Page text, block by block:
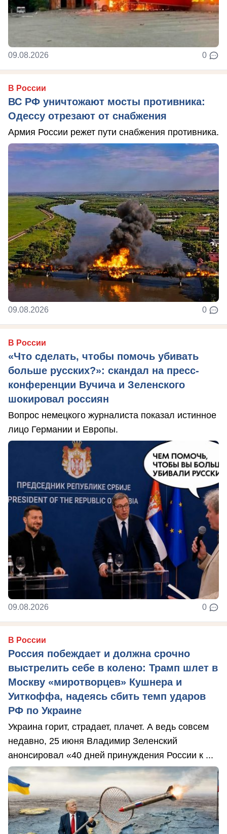
09.08.2026 0
В России
ВС РФ уничтожают мосты противника:
Одессу отрезают от снабжения
Армия России режет пути снабжения противника.
09.08.2026 0
В России
«Что сделать, чтобы помочь убивать
больше русских?»: скандал на пресс-
конференции Вучича и Зеленского
шокировал россиян
Вопрос немецкого журналиста показал истинное
лицо Германии и Европы.
09.08.2026 0
В России
Россия побеждает и должна срочно
выстрелить себе в колено: Трамп шлет в
Москву «миротворцев» Кушнера и
Уиткоффа, надеясь сбить темп ударов
РФ по Украине
Украина горит, страдает, плачет. А ведь совсем
недавно, 25 июня Владимир Зеленский
анонсировал «40 дней принуждения России к ...